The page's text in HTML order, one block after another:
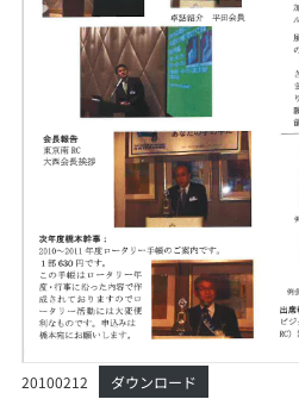
20100212 ダウンロード